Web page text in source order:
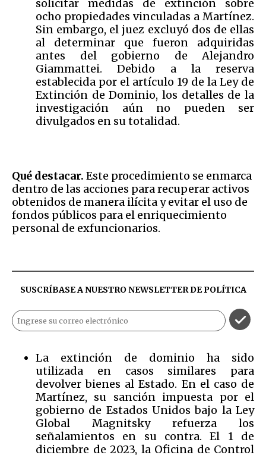
solicitar medidas de extinción sobre
ocho propiedades vinculadas a Martínez.
Sin embargo, el juez excluyó dos de ellas
al determinar que fueron adquiridas
antes del gobierno de Alejandro
Giammattei. Debido a la reserva
establecida por el artículo 19 de la Ley de
Extinción de Dominio, los detalles de la
investigación aún no pueden ser
divulgados en su totalidad.
Qué destacar. Este procedimiento se enmarca
dentro de las acciones para recuperar activos
obtenidos de manera ilícita y evitar el uso de
fondos públicos para el enriquecimiento
personal de exfuncionarios.
SUSCRÍBASE A NUESTRO NEWSLETTER DEPOLÍTICA
La extinción de dominio ha sido
utilizada en casos similares para
devolver bienes al Estado. En el caso de
Martínez, su sanción impuesta por el
gobierno de Estados Unidos bajo la Ley
Global Magnitsky refuerza los
señalamientos en su contra. El 1 de
diciembre de 2023, la Oficina de Control